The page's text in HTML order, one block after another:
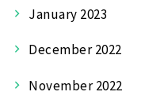
January 2023
December 2022
November 2022